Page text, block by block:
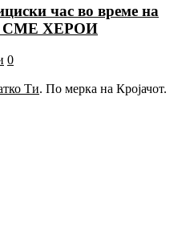
час во време на
СМЕ ХЕРОИ
0
Ти. По мерка на Кројачот.